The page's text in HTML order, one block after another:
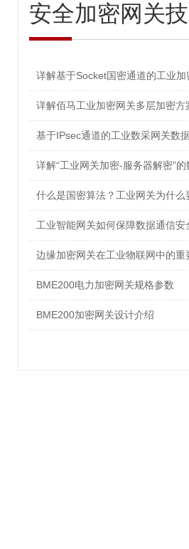
安全加密网关
详解基于Socket国密通道的工业
详解佰马工业加密网关多层加密
基于IPsec通道的工业数采网关数
详解“工业网关加密-服务器解密”
什么是国密算法？工业网关为什么
工业智能网关如何保障数据通信安
边缘加密网关在工业物联网中的重
BME200电力加密网关规格参数
BME200加密网关设计介绍